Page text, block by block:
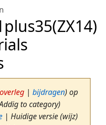
overleg | bijdragen) op
to category)
| Huidige versie (wijz)